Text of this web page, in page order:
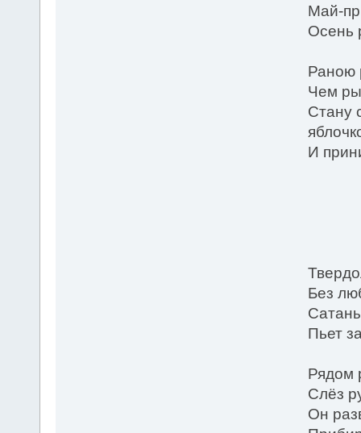
Май-
Осень
Раною
Чем
Стану
И
Без
Пьет
Рядом
Слёз
Он